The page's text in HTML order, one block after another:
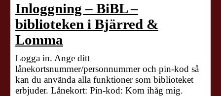
Inloggning – BiBL –
biblioteken i Bjärred &
Lomma
Logga in. Ange ditt
lånekortsnummer/personnummer och pin-kod så
kan du använda alla funktioner som biblioteket
erbjuder. Lånekort: Pin-kod: Kom ihåg mig.